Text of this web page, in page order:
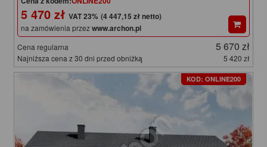
5 470 zł (4 447,15 zł netto)
na zamówienia przezwww.archon.pl
Cena regularna 5 670 zł
Najniższa cena z 30 dni przed obniżką 5 420 zł
KOD: ONLINE200